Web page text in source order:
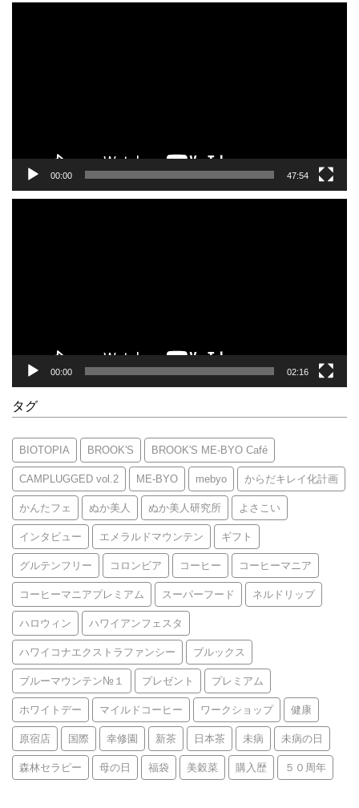
00:00 47:54
00:00 02:16
タグ
BIOTOPIA BROOK'S BROOK'S ME-BYO Café
CAMPLUGGED vol.2 ME-BYO mebyo からだキレイ化計画
かんたフェ ぬか美人 ぬか美人研究所 よさこい
インタビュー エメラルドマウンテン ギフト
グルテンフリー コロンビア コーヒー コーヒーマニア
コーヒーマニアプレミアム スーパーフード ネルドリップ
ハロウィン ハワイアンフェスタ
ハワイコナエクストラファンシー ブルックス
ブルーマウンテン№１ プレゼント プレミアム
ホワイトデー マイルドコーヒー ワークショップ 健康
原宿店 国際 幸修園 新茶 日本茶 未病 未病の日
森林セラピー 母の日 福袋 美穀菜 購入歴 ５０周年